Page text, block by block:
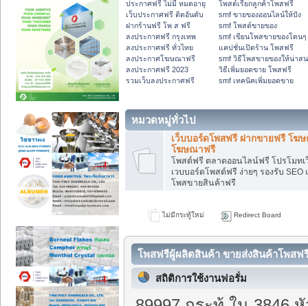
ประกาศฟรี ไม่มี หมดอายุ
เว็บประกาศฟรี ติดอันดับ
ฝากร้านฟรี โพ ส ฟรี
ลงประกาศฟรี กรุงเทพ
ลงประกาศฟรี ทั่วไทย
ลงประกาศโฆษณาฟรี
ลงประกาศฟรี 2023
รวมเว็บลงประกาศฟรี
โพสต์เรียกลูกค้าโพสฟรี
smf ขายของออนไลน์ให้ปัง
smf โพสต์ขายของ
smf เขียนโพสขายของโดนๆ
แคปชั่นเปิดร้าน โพสฟรี
smf วิธีโพสขายของให้น่าส
วิธีเพิ่มยอดขาย โพสฟรี
smf เทคนิคเพิ่มยอดขาย
หมวดหมู่ทั่วไป
เว็บบอร์ดโพสฟรี ฝากขายฟรี โฆ
โฆษณาฟรี
โพสต์ฟรี ตลาดออนไลน์ฟรี โปรโมทเ
เวบบอร์ดโพสต์ฟรี ง่ายๆ รองรับ SEO
โพสขายสินค้าฟรี
ไม่มีกระทู้ใหม่ Redirect Board
โพสฟรีผู้ผลิตสินค้า ขายส่งสินค้าโพสฟ
สถิติการใช้งานฟอรั่ม